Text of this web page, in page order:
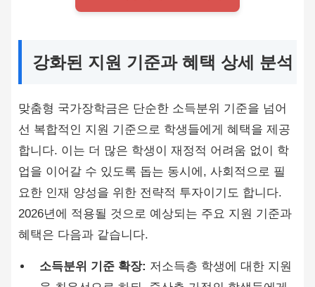
강화된 지원 기준과 혜택 상세 분석
맞춤형 국가장학금은 단순한 소득분위 기준을 넘어
선 복합적인 지원 기준으로 학생들에게 혜택을 제공
합니다. 이는 더 많은 학생이 재정적 어려움 없이 학
업을 이어갈 수 있도록 돕는 동시에, 사회적으로 필
요한 인재 양성을 위한 전략적 투자이기도 합니다.
2026년에 적용될 것으로 예상되는 주요 지원 기준과
혜택은 다음과 같습니다.
소득분위 기준 확장: 저소득층 학생에 대한 지원